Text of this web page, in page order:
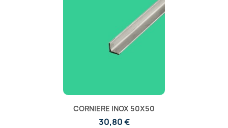
CORNIERE INOX 50X50
30,80 €